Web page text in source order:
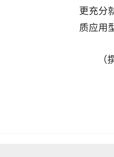
更充分
质应用